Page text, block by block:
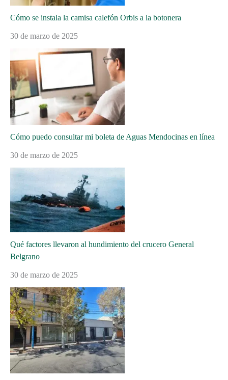
Cómo se instala la camisa calefón Orbis a la botonera
30 de marzo de 2025
Cómo puedo consultar mi boleta de Aguas Mendocinas en línea
30 de marzo de 2025
Qué factores llevaron al hundimiento del crucero General
Belgrano
30 de marzo de 2025